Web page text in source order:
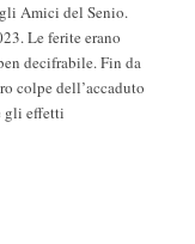
Amici del Senio.
Le ferite erano
decifrabile. Fin da
colpe dell’accaduto
gli effetti